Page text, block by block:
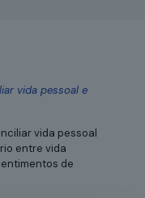
vida pessoal e
vida pessoal
entre vida
de